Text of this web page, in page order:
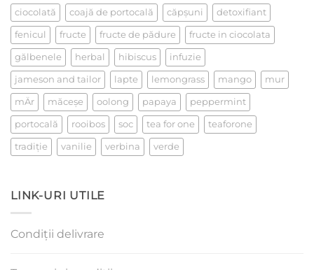
ciocolată coajă de portocală căpşuni detoxifiant
fenicul fructe fructe de pădure fructe in ciocolata
gălbenele herbal hibiscus infuzie
jameson and tailor lapte lemongrass mango mur
mÄr măceşe oolong papaya peppermint
portocală rooibos soc tea for one teaforone
tradiţie vanilie verbina verde
LINK-URI UTILE
Condiții delivrare